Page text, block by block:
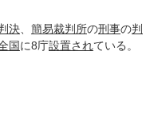
決 簡易裁判所の刑事の判
国に8庁設置されている。